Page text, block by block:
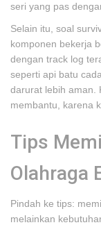
seri yang pas
Selain itu, soal
komponen bekerja
dengan track log
seperti api batu
darurat lebih aman.
membantu, karena
Tips
Olahraga
Pindah ke tips:
melainkan